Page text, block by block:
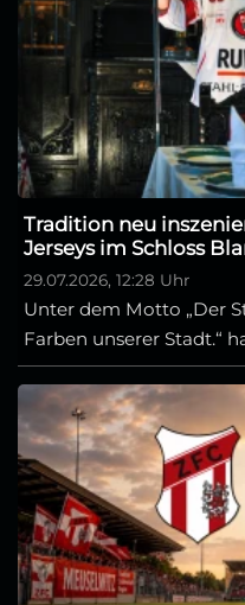
Tradition neu
Jerseys im Schloss
29.07.2026, 12:28 Uhr
Unter dem Motto „Der
Farben unserer Stadt.“